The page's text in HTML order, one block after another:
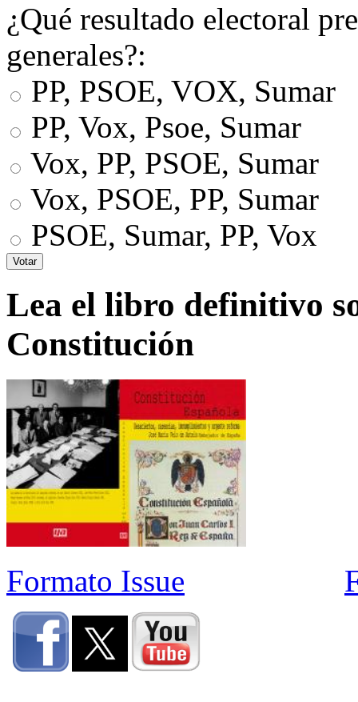
¿Qué resultado electoral
generales?:
PP, PSOE, VOX, Sumar
PP, Vox, Psoe, Sumar
Vox, PP, PSOE, Sumar
Vox, PSOE, PP, Sumar
PSOE, Sumar, PP, Vox
Lea el libro definitivo
Constitución
Formato Issue